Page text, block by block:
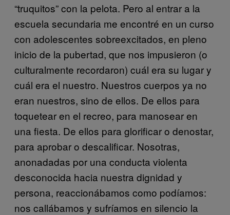
“truquitos” con la pelota. Pero al entrar a la
escuela secundaria me encontré en un curso
con adolescentes sobreexcitados, en pleno
inicio de la pubertad, que nos impusieron (o
culturalmente recordaron) cuál era su lugar y
cuál era el nuestro. Nuestros cuerpos ya no
eran nuestros, sino de ellos. De ellos para
toquetear en el recreo, para manosear en
una fiesta. De ellos para glorificar o denostar,
para aprobar o descalificar. Nosotras,
anonadadas por una conducta violenta
desconocida hacia nuestra dignidad y
persona, reaccionábamos como podíamos:
nos callábamos y sufríamos en silencio la